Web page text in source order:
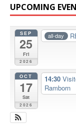
UPCOMING
SEP
25
Fri
2026
all-day
OCT
17
Sat
2026
14:30
Ramborn